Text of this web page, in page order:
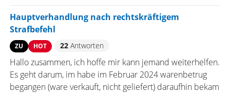
Hauptverhandlung nach rechtskräftigem
Strafbefehl
ZU HOT 22Antworten
Hallo zusammen, ich hoffe mir kann jemand weiterhelfen.
Es geht darum, im habe im Februar 2024 warenbetrug
begangen (ware verkauft, nicht geliefert) daraufhin bekam